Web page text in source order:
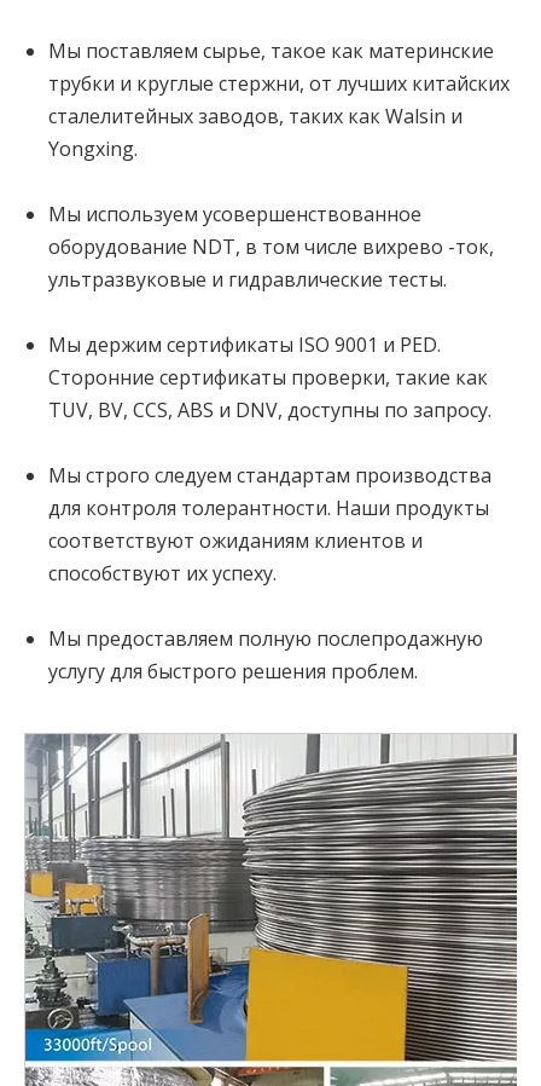
Мы поставляем сырье, такое как материнские
трубки и круглые стержни, от лучших китайских
сталелитейных заводов, таких как Walsin и
Yongxing.
Мы используем усовершенствованное
оборудование NDT, в том числе вихрево -ток,
ультразвуковые и гидравлические тесты.
Мы держим сертификаты ISO 9001 и PED.
Сторонние сертификаты проверки, такие как
TUV, BV, CCS, ABS и DNV, доступны по запросу.
Мы строго следуем стандартам производства
для контроля толерантности. Наши продукты
соответствуют ожиданиям клиентов и
способствуют их успеху.
Мы предоставляем полную послепродажную
услугу для быстрого решения проблем.